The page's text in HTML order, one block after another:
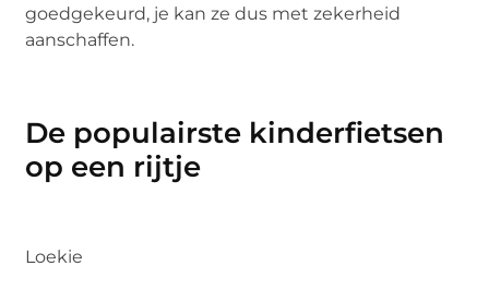
goedgekeurd, je kan ze dus met zekerheid
aanschaffen.
De populairste kinderfietsen
op een rijtje
Loekie